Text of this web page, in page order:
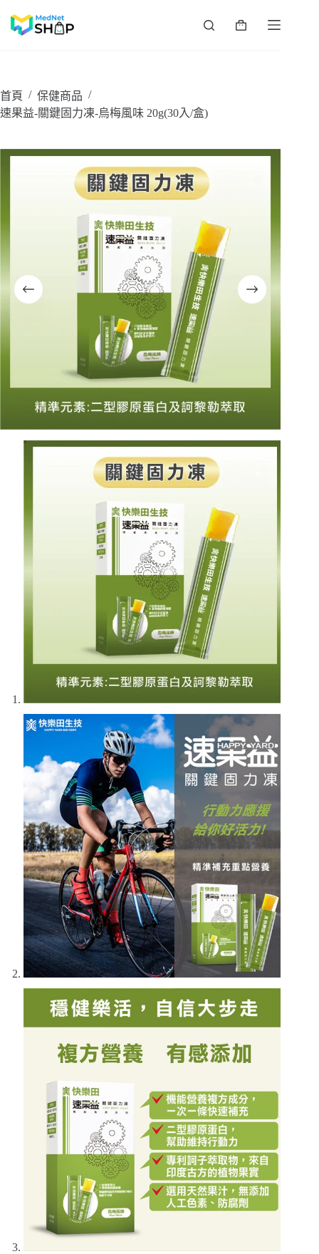
容
購
首頁 / 保健商品 /
速果益-關鍵固力凍-烏梅風味 20g(30入/盒)